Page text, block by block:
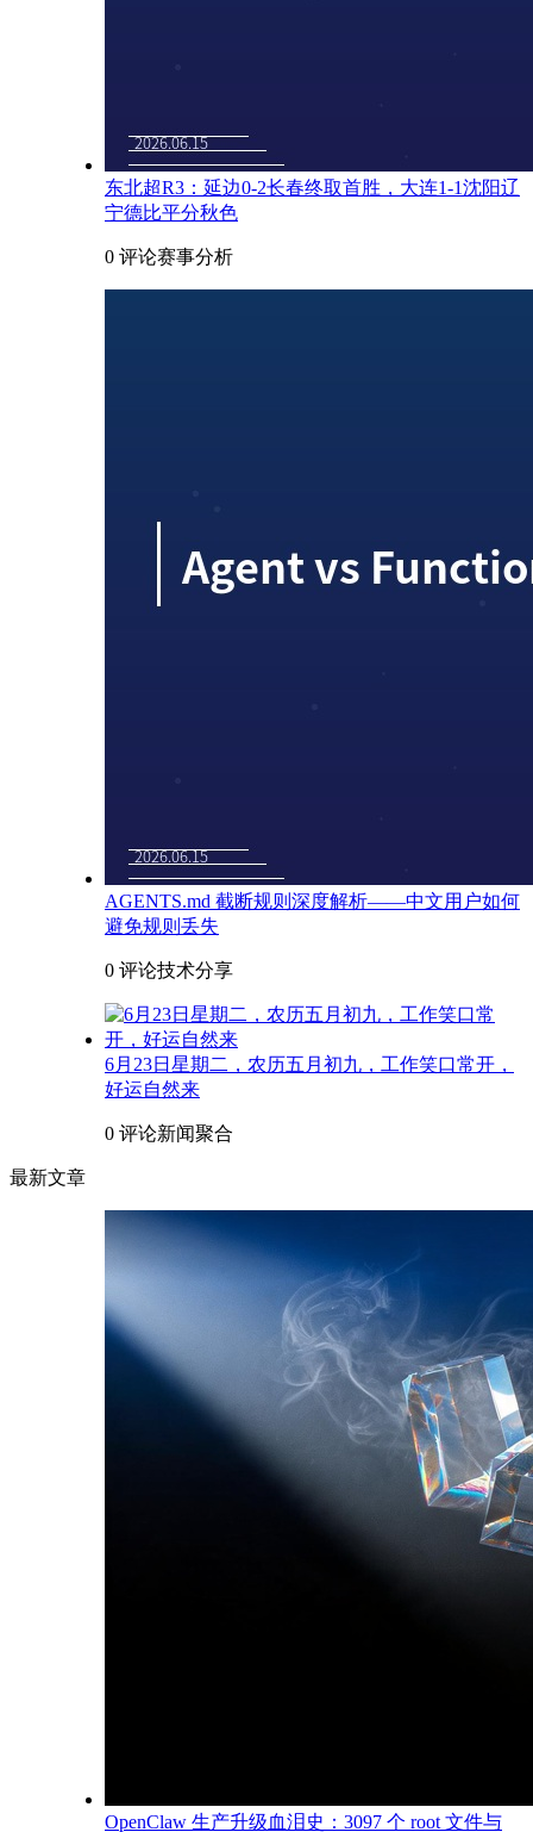
东北超R3：延边0-2长春终取首胜，大连1-1沈阳辽
宁德比平分秋色
0 评论赛事分析
AGENTS.md 截断规则深度解析——中文用户如何
避免规则丢失
0 评论技术分享
6月23日星期二，农历五月初九，工作笑口常开，
好运自然来
0 评论新闻聚合
最新文章
OpenClaw 生产升级血泪史：3097 个 root 文件与